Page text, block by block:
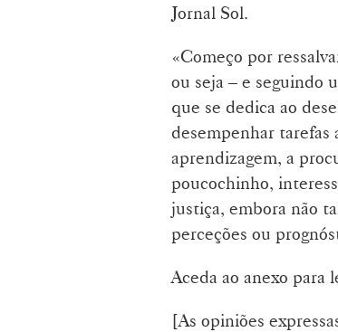
Jornal Sol.
«Começo por
ou seja – e seguindo
que se dedica ao
desempenhar tarefas
aprendizagem, a
poucochinho,
justiça, embora não
perceções ou
Aceda ao anexo para
[As opiniões